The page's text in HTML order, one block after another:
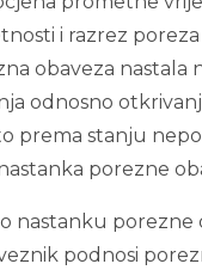
i razrez poreza
obaveza nastala
odnosno
prema stanju
porezne
nastanku porezne
podnosi